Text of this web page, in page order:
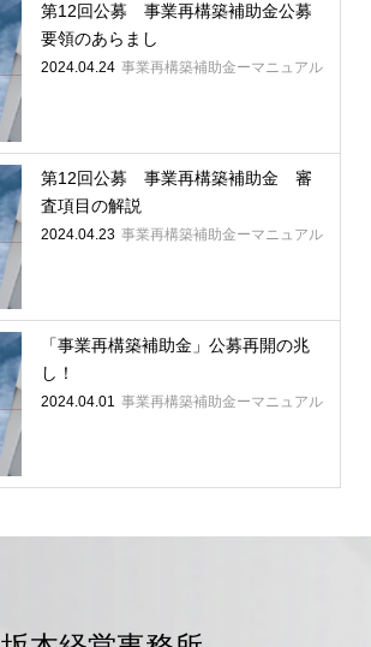
第12回公募 事業再構築補助金公募
要領のあらまし
2024.04.24 事業再構築補助金ーマニュアル
第12回公募 事業再構築補助金 審
査項目の解説
2024.04.23 事業再構築補助金ーマニュアル
「事業再構築補助金」公募再開の兆
し！
2024.04.01 事業再構築補助金ーマニュアル